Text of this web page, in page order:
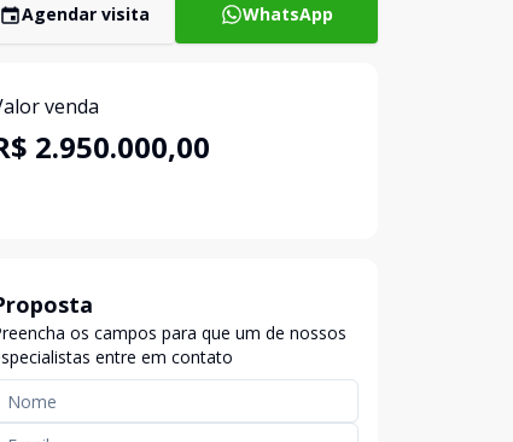
Agendar visita WhatsApp
venda
2.950.000,00
os campos para que um de nossos
entre em contato